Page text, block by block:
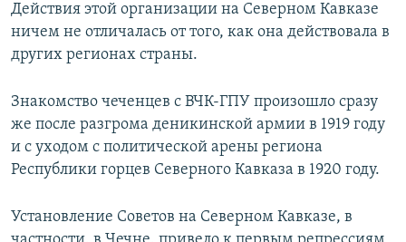
Действия этой организации на Северном Кавказе
ничем не отличалась от того, как она действовала в
других регионах страны.
Знакомство чеченцев с ВЧК-ГПУ произошло сразу
же после разгрома деникинской армии в 1919 году
и с уходом с политической арены региона
Республики горцев Северного Кавказа в 1920 году.
Установление Советов на Северном Кавказе, в